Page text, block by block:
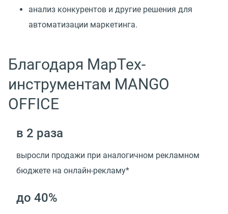
анализ конкурентов и другие решения для
автоматизации маркетинга.
Благодаря МарТех-
инструментам MANGO
OFFICE
в 2 раза
выросли продажи при аналогичном рекламном
бюджете на онлайн-рекламу*
до 40%